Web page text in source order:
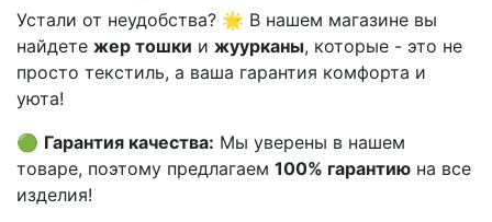
Устали от неудобства? 🌟 В нашем магазине вы
найдете жер тошки и жуурканы, которые - это не
просто текстиль, а ваша гарантия комфорта и
уюта!
🟢 Гарантия качества: Мы уверены в нашем
товаре, поэтому предлагаем 100% гарантию на все
изделия!